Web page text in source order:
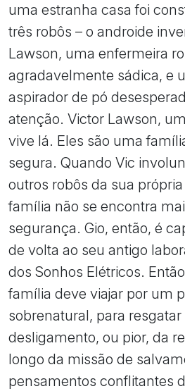
uma estranha casa foi
três robôs – o androide
Lawson, uma enfermeira
agradavelmente sádica, e
aspirador de pó
atenção. Victor Lawson,
vive lá. Eles são uma
segura. Quando Vic
outros robôs da sua
família não se encontra
segurança. Gio, então, é
de volta ao seu antigo
dos Sonhos Elétricos.
família deve viajar por um
sobrenatural, para resgatar
desligamento, ou pior, da
longo da missão de
pensamentos conflitantes